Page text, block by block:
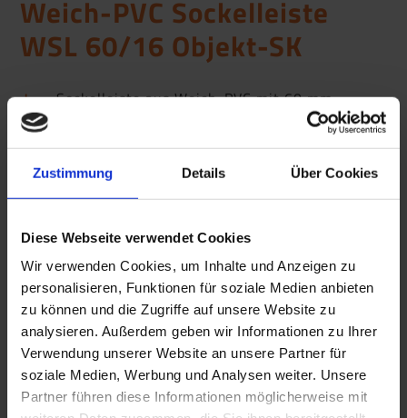
Zustimmung Details Über Cookies
Diese Webseite verwendet Cookies
Wir verwenden Cookies, um Inhalte und Anzeigen zu
personalisieren, Funktionen für soziale Medien anbieten
zu können und die Zugriffe auf unsere Website zu
analysieren. Außerdem geben wir Informationen zu Ihrer
Verwendung unserer Website an unsere Partner für
soziale Medien, Werbung und Analysen weiter. Unsere
Partner führen diese Informationen möglicherweise mit
Weich-PVC Sockelleiste
WSL 60/16 Objekt-SK
Sockelleiste aus Weich-PVC mit 60 mm
Rückseite bereits selbstklebend mit
hochwertigem Acrylatband ausgestattet